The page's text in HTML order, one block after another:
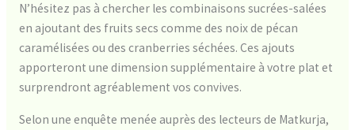
N’hésitez pas à chercher les combinaisons sucrées-salées
en ajoutant des fruits secs comme des noix de pécan
caramélisées ou des cranberries séchées. Ces ajouts
apporteront une dimension supplémentaire à votre plat et
surprendront agréablement vos convives.
Selon une enquête menée auprès des lecteurs de Matkurja,